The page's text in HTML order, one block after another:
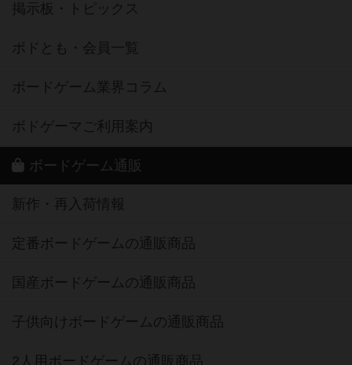
掲示板・トピックス
ボドとも・会員一覧
ボードゲーム業界コラム
ボドゲーマご利用案内
ボードゲーム通販
新作・再入荷情報
定番ボードゲームの通販商品
国産ボードゲームの通販商品
子供向けボードゲームの通販商品
2人用ボードゲームの通販商品